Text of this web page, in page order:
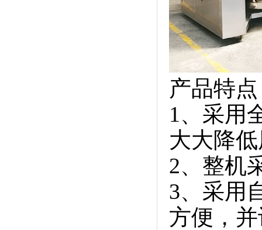
产品特
1、采用
大大降
2、整机
3、采用
方便，